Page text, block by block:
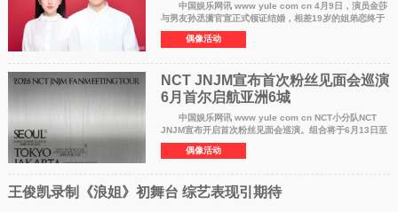
中国娱乐网讯 www yule com cn 4月9日，演员金莎
与男友孙丞潇官宣正式领证结婚，相差19岁的姐弟恋终于
修成正果，引发网友热议。 金莎与孙丞潇因2023年参
与综艺《爱的修学旅行》而公开恋情
偶像活动
NCT JNJM宣布首次粉丝见面会巡演
6月首尔启航亚洲6城
中国娱乐网讯 www yule com cn NCT小分队NCT
JNJM宣布开启首次粉丝见面会巡演。组合将于6月13日至
14日以首尔站为起点，在亚洲6大城市展开《2026 NCT
JNJM FANMEETING TOUR DUALITY》，
偶像活动
王俊凯录制《浪姐》初舞台 综艺表现引期待